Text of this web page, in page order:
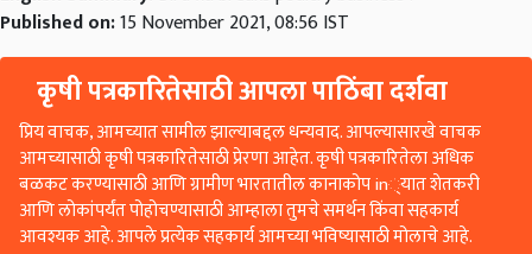
Published on:15 November 2021, 08:56 IST
कृषी पत्रकारितेसाठी आपला पाठिंबा दर्शवा
प्रिय वाचक, आमच्यात सामील झाल्याबद्दल धन्यवाद. आपल्यासारखे वाचक
आमच्यासाठी कृषी पत्रकारितेसाठी प्रेरणा आहेत. कृषी पत्रकारितेला अधिक
बळकट करण्यासाठी आणि ग्रामीण भारतातील कानाकोप in्यात शेतकरी
आणि लोकांपर्यंत पोहोचण्यासाठी आम्हाला तुमचे समर्थन किंवा सहकार्य
आवश्यक आहे. आपले प्रत्येक सहकार्य आमच्या भविष्यासाठी मोलाचे आहे.